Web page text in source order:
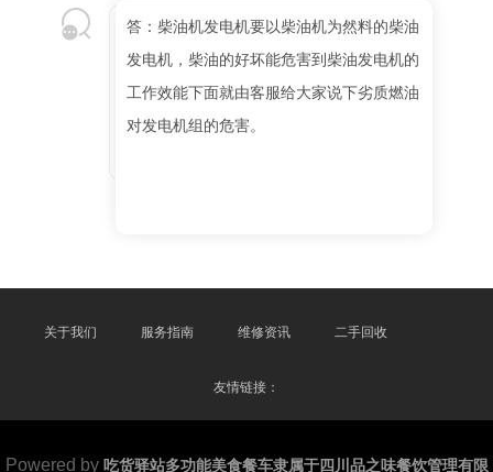
答：柴油机发电机要以柴油机为然料的柴油
发电机，柴油的好坏能危害到柴油发电机的
工作效能下面就由客服给大家说下劣质燃油
对发电机组的危害。
关于我们 服务指南 维修资讯 二手回收
友情链接：
Powered by 吃货驿站多功能美食餐车隶属于四川品之味餐饮管理有限